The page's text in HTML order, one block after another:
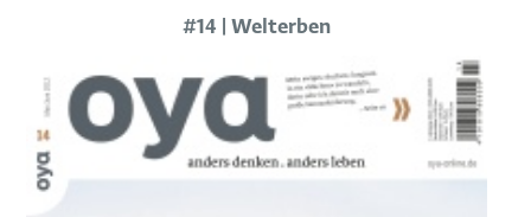
#14 | Welterben